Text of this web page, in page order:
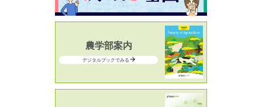
農学部案内
デジタルブックでみる